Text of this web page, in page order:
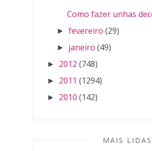
Como fazer unhas
►fevereiro (29)
► janeiro (49)
► 2012 (748)
► 2011 (1294)
► 2010 (142)
MAIS LIDAS